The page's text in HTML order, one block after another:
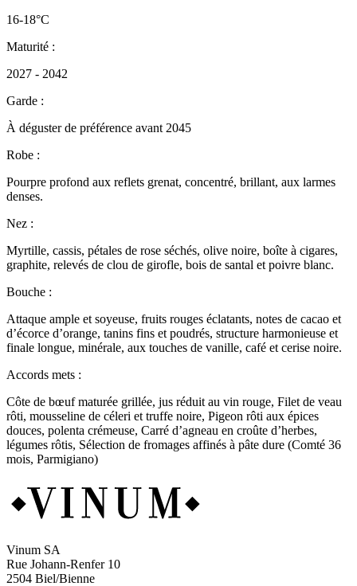
16-18°C
Maturité :
2027 - 2042
Garde :
À déguster de préférence avant 2045
Robe :
Pourpre profond aux reflets grenat, concentré, brillant, aux larmes
denses.
Nez :
Myrtille, cassis, pétales de rose séchés, olive noire, boîte à cigares,
graphite, relevés de clou de girofle, bois de santal et poivre blanc.
Bouche :
Attaque ample et soyeuse, fruits rouges éclatants, notes de cacao et
d’écorce d’orange, tanins fins et poudrés, structure harmonieuse et
finale longue, minérale, aux touches de vanille, café et cerise noire.
Accords mets :
Côte de bœuf maturée grillée, jus réduit au vin rouge, Filet de veau
rôti, mousseline de céleri et truffe noire, Pigeon rôti aux épices
douces, polenta crémeuse, Carré d’agneau en croûte d’herbes,
légumes rôtis, Sélection de fromages affinés à pâte dure (Comté 36
mois, Parmigiano)
Vinum SA
Rue Johann-Renfer 10
2504 Biel/Bienne